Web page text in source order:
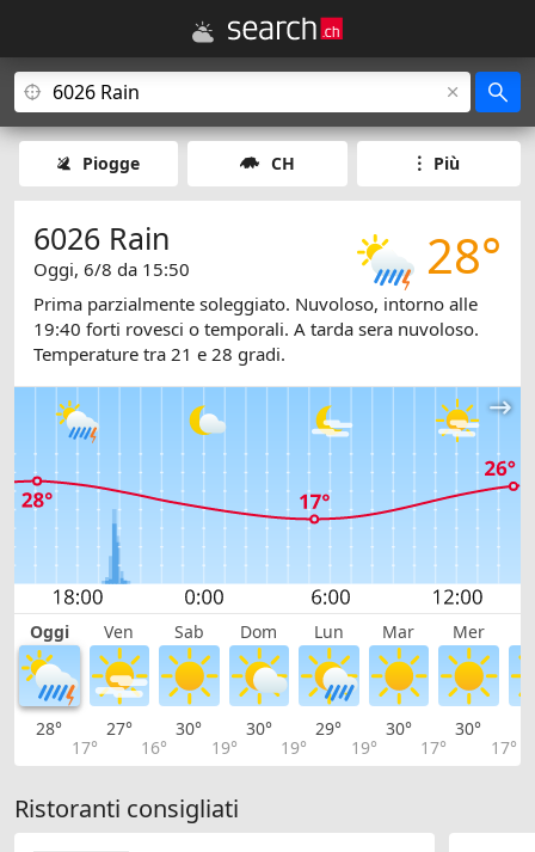
Piogge CH Più
28°
6026 Rain
Oggi, 6/8 da 15:50
Prima parzialmente soleggiato. Nuvoloso, intorno alle
19:40 forti rovesci o temporali. A tarda sera nuvoloso.
Temperature tra 21 e 28 gradi.
Oggi Ven Sab Dom Lun Mar Mer
28°
17°
27°
16°
30°
19°
30°
19°
29°
19°
30°
17°
30°
17°
Ristoranti consigliati